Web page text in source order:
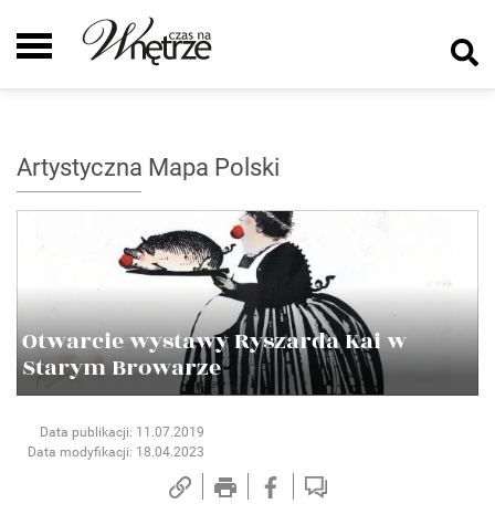
Artystyczna Mapa Polski
Otwarcie wystawy Ryszarda Kai w
Starym Browarze
Data publikacji: 11.07.2019
Data modyfikacji: 18.04.2023